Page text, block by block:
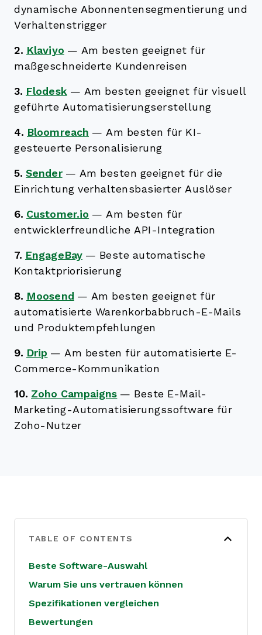
dynamische Abonnentensegmentierung und
Verhaltenstrigger
2. Klaviyo — Am besten geeignet für
maßgeschneiderte Kundenreisen
3. Flodesk — Am besten geeignet für visuell
geführte Automatisierungserstellung
4. Bloomreach — Am besten für KI-
gesteuerte Personalisierung
5. Sender — Am besten geeignet für die
Einrichtung verhaltensbasierter Auslöser
6. Customer.io —Am besten für
entwicklerfreundliche API-Integration
7. EngageBay — Beste automatische
Kontaktpriorisierung
8. Moosend — Am besten geeignet für
automatisierte Warenkorbabbruch-E-Mails
und Produktempfehlungen
9. Drip —Am besten für automatisierte E-
Commerce-Kommunikation
10. Zoho Campaigns — Beste E-Mail-
Marketing-Automatisierungssoftware für
Zoho-Nutzer
TABLE OF CONTENTS
Beste Software-Auswahl
Warum Sie uns vertrauen können
Spezifikationen vergleichen
Bewertungen